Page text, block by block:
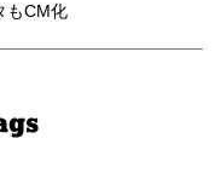
もCM化